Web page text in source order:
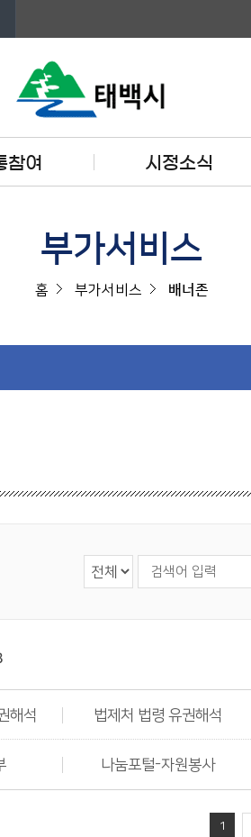
참여 시정소식
부가서비스
홈 부가서비스 배너존
해석 법제처 법령 유권해석
나눔포털-자원봉사
1